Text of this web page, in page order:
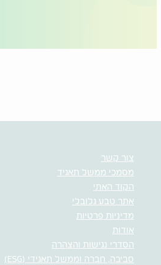
צור קשר
מסמכי ממשל תאגיד
הקוד האתי
אתר טבע גלובלי
מדיניות פרטיות
אודות
הסדרי נגישות והצהרה
סביבה, חברה וממשל תאגידי (ESG)